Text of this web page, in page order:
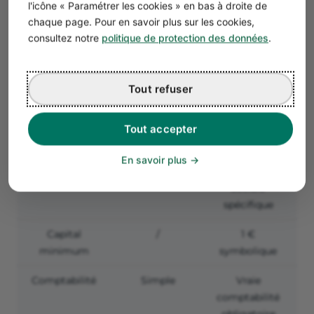
l'icône « Paramétrer les cookies » en bas à droite de
chaque page. Pour en savoir plus sur les cookies,
consultez notre politique de protection des données.
Tout accepter
Tout refuser
En savoir plus
sociales
du CA
45 %
Régime fiscal
Impôt sur le
(micro-BIC ou
micro-BNC)
Impôt sur le
l’IS)
Statut social
Travailleur
non-salarié
spécifique
Capital
minimum
1 €
symbolique
Comptabilité Simple
Vraie
comptabilité